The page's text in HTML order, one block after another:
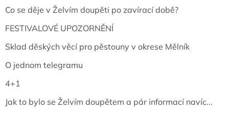
Co se děje v Želvím doupěti po zavírací době?
FESTIVALOVÉ UPOZORNĚNÍ
Sklad děských věcí pro pěstouny v okrese Mělník
O jednom telegramu
4+1
Jak to bylo se Želvím doupětem a pár informací navíc...